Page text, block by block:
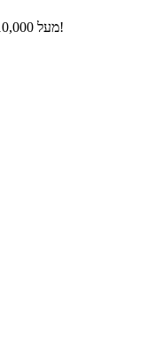
מעל 10,000 מוצרים ומאכלים במאגר עם ערכים תזונתיים!